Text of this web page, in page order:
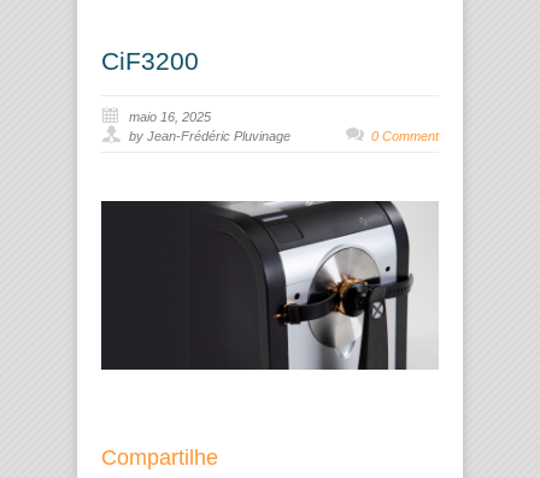
CiF3200
maio 16, 2025
by Jean-Frédéric Pluvinage
0 Comment
Compartilhe